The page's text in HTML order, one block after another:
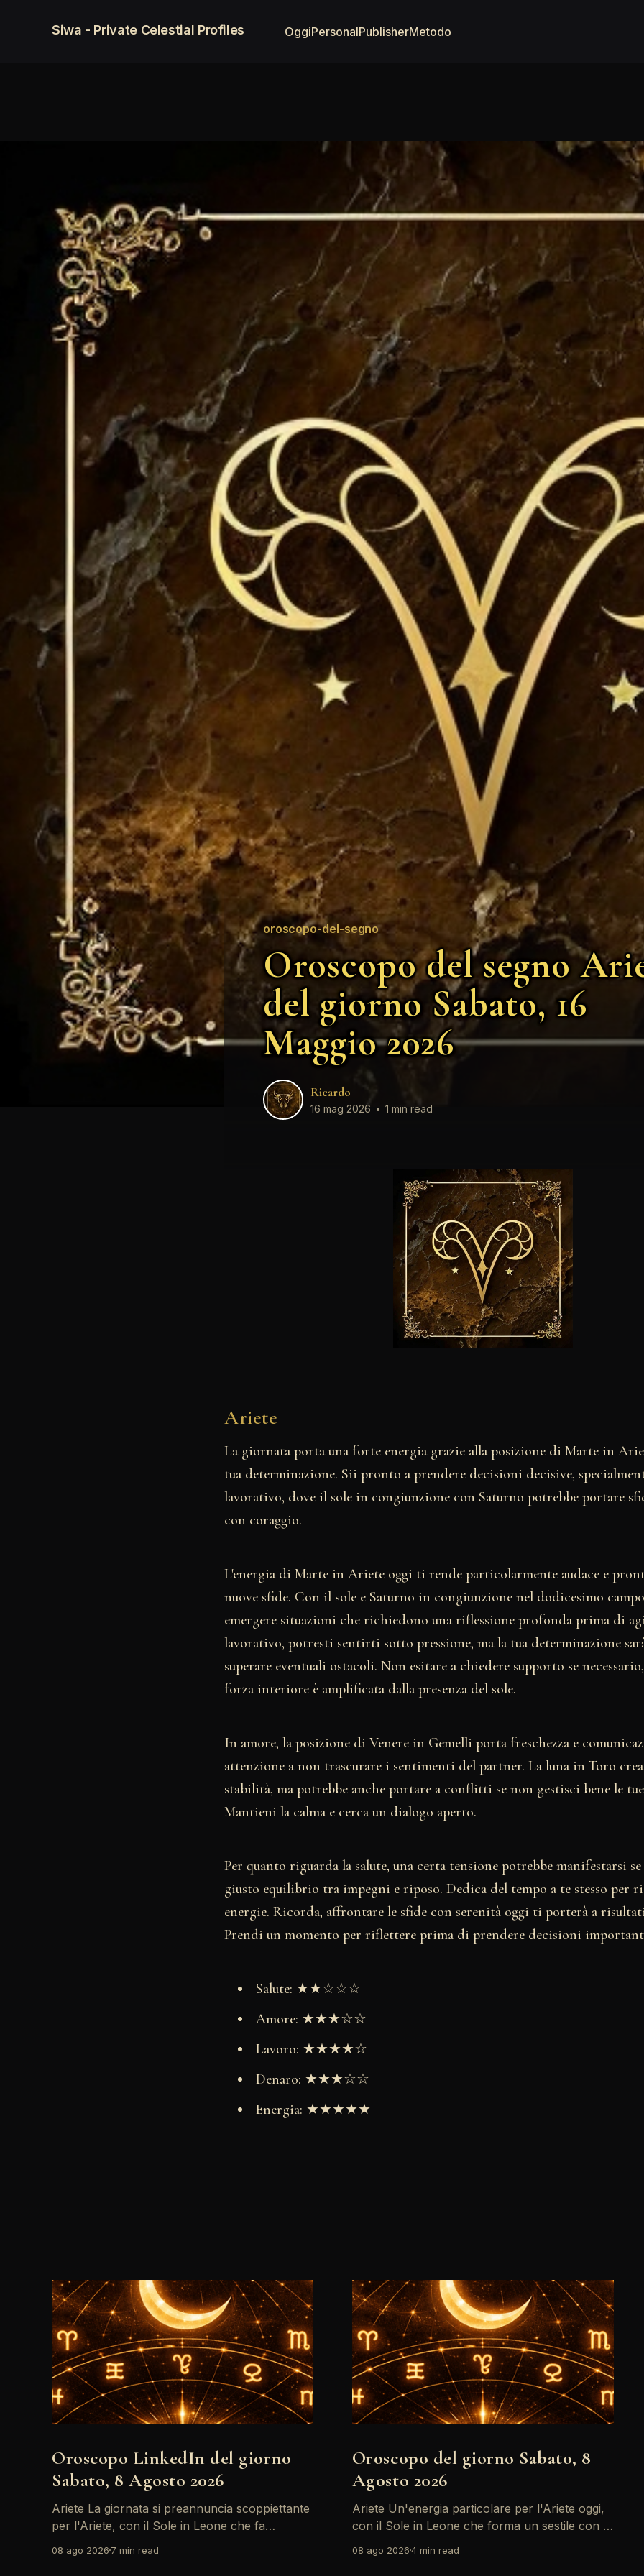
Siwa - Private Celestial Profiles OggiPersonalPublisherMetodo
oroscopo-del-segno
Oroscopo del segno
del giorno Sabato, 16
Maggio 2026
Ricardo
16 mag 2026 • 1 min read
Ariete
La giornata porta una forte energia grazie alla posizione di Marte in
tua determinazione. Sii pronto a prendere decisioni decisive,
lavorativo, dove il sole in congiunzione con Saturno potrebbe portare
con coraggio.
L'energia di Marte in Ariete oggi ti rende particolarmente audace e
nuove sfide. Con il sole e Saturno in congiunzione nel dodicesimo
emergere situazioni che richiedono una riflessione profonda prima di
lavorativo, potresti sentirti sotto pressione, ma la tua determinazione
superare eventuali ostacoli. Non esitare a chiedere supporto se
forza interiore è amplificata dalla presenza del sole.
In amore, la posizione di Venere in Gemelli porta freschezza e
attenzione a non trascurare i sentimenti del partner. La luna in Toro
stabilità, ma potrebbe anche portare a conflitti se non gestisci bene le
Mantieni la calma e cerca un dialogo aperto.
Per quanto riguarda la salute, una certa tensione potrebbe manifestarsi
giusto equilibrio tra impegni e riposo. Dedica del tempo a te stesso per
energie. Ricorda, affrontare le sfide con serenità oggi ti porterà a
Prendi un momento per riflettere prima di prendere decisioni
Salute: ★★☆☆☆
Amore: ★★★☆☆
Lavoro: ★★★★☆
Denaro: ★★★☆☆
Energia: ★★★★★
Oroscopo LinkedIn del giorno
Sabato, 8 Agosto 2026
Ariete La giornata si preannuncia scoppiettante
per l'Ariete, con il Sole in Leone che fa
transito è un'opportunità d'oro per postare un
08 ago 2026 7 min read
Oroscopo del giorno Sabato, 8
Agosto 2026
Ariete Un'energia particolare per l'Ariete oggi,
con il Sole in Leone che forma un sestile con la
comunicazione e i legami sociali, rendendo il
08 ago 20264 min read